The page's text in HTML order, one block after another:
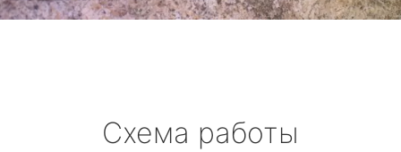
Схема работы